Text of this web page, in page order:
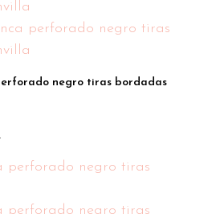
negro tiras bordadas